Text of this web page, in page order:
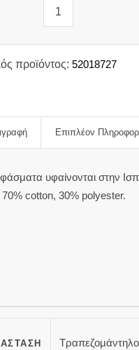
προϊόντος: 52018727
Επιπλέον
υφαίνονται στην
cotton, 30% polyester.